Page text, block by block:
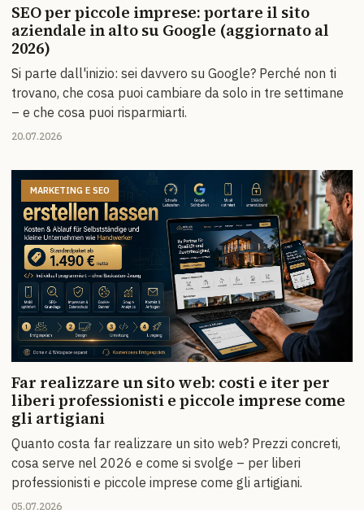
SEO per piccole imprese: portare il sito
aziendale in alto su Google (aggiornato al
2026)
Si parte dall'inizio: sei davvero su Google? Perché non ti
trovano, che cosa puoi cambiare da solo in tre settimane
– e che cosa puoi risparmiarti.
20.07.2026
MARKETING E SEO
Far realizzare un sito web: costi e iter per
liberi professionisti e piccole imprese come
gli artigiani
Quanto costa far realizzare un sito web? Prezzi concreti,
cosa serve nel 2026 e come si svolge – per liberi
professionisti e piccole imprese come gli artigiani.
05.07.2026